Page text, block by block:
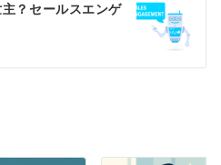
？セールスエンゲ